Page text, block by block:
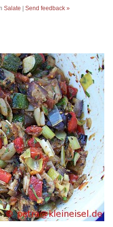
Salate Send feedback »